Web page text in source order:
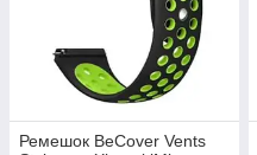
Ремешок BeCover Vents